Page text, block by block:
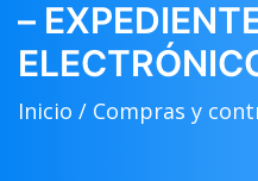
–
Inicio / Compras y